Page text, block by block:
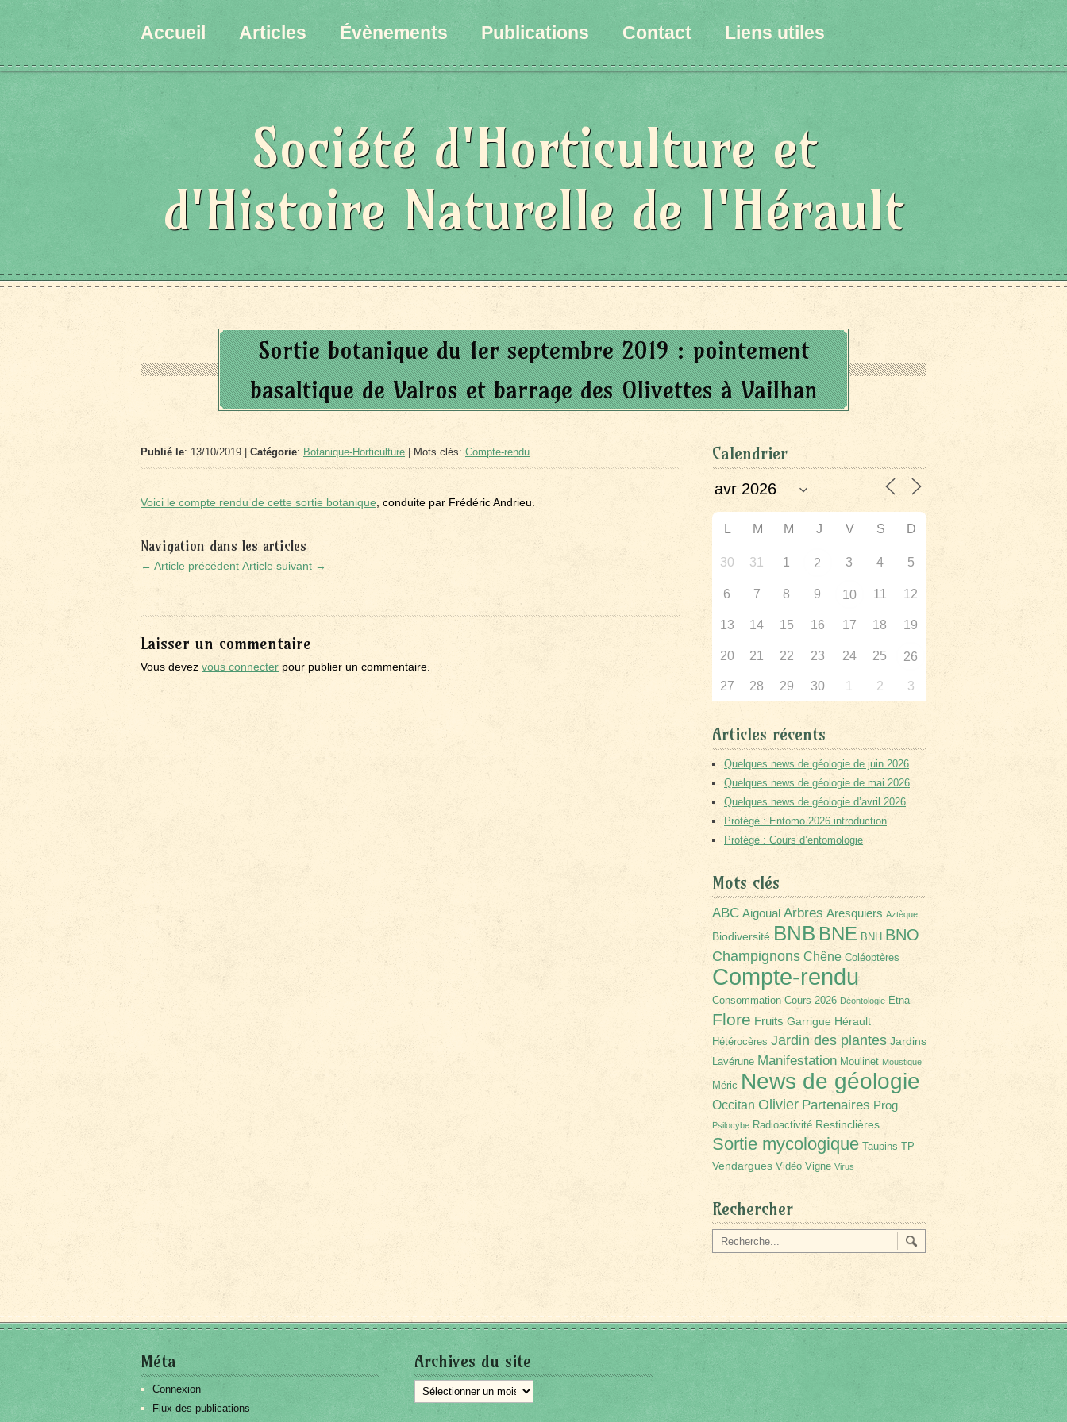
Accueil Articles Évènements Publications Contact Liens utiles
Société d'Horticulture et
d'Histoire Naturelle de l'Hérault
Sortie botanique du 1er septembre 2019 : pointement
basaltique de Valros et barrage des Olivettes à Vailhan
Publié le: 13/10/2019 | Catégorie: Botanique-Horticulture | Mots clés: Compte-rendu
Voici le compte rendu de cette sortie botanique , conduite par Frédéric Andrieu.
Navigation dans les articles
← Article précédent Article suivant →
Laisser un commentaire
Vous devez vous connecter pour publier un commentaire.
Calendrier
L M M J V S D
30 31 1 2 3 4 5
6 7 8 9 10 11 12
13 14 15 16 17 18 19
20 21 22 23 24 25 26
27 28 29 30 1 2 3
Articles récents
Quelques news de géologie de juin 2026
Quelques news de géologie de mai 2026
Quelques news de géologie d’avril 2026
Protégé : Entomo 2026 introduction
Protégé : Cours d’entomologie
Mots clés
ABC Aigoual Arbres Aresquiers Aztèque
Biodiversité BNB BNE BNH BNO
Champignons Chêne Coléoptères
Compte-rendu
Consommation Cours-2026 Déontologie Etna
Flore Fruits Garrigue Hérault
Hétérocères Jardin des plantes Jardins
Lavérune Manifestation Moulinet Moustique
Méric News de géologie
Occitan Olivier Partenaires Prog
Psilocybe Radioactivité Restinclières
Sortie mycologique Taupins TP
Vendargues Vidéo Vigne Virus
Rechercher
Méta
Connexion
Flux des publications
Archives du site
Archives
du